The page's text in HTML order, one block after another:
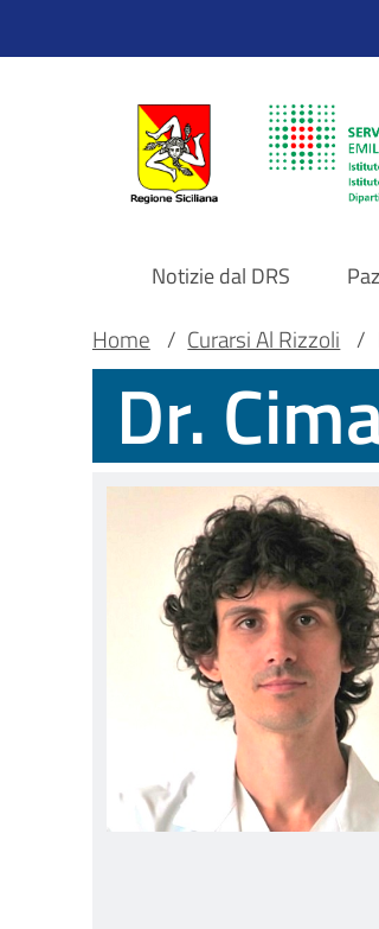
al
Sito Web
DRS
Notizie dal DRS
Main container
Briciole
pane
Home / Curarsi Al Rizzoli /
Dr.